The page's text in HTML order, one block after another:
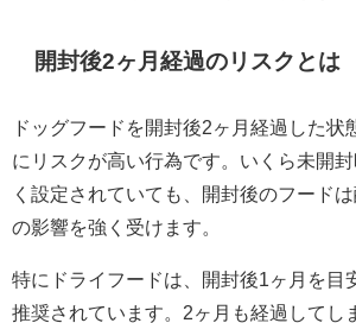
開封後2ヶ月経過のリスクとは
ドッグフードを開封後2ヶ月経過した状
にリスクが高い行為です。いくら未開
く設定されていても、開封後のフード
の影響を強く受けます。
特にドライフードは、開封後1ヶ月を目
推奨されています。2ヶ月も経過してし